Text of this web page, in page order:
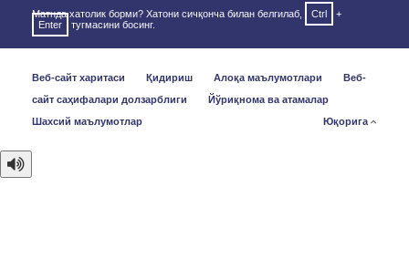
Матнда хатолик борми? Хатони сичқонча билан белгилаб, Ctrl
+
Enter
тугмасини босинг.
Веб-сайт харитаси Қидириш Алоқа маълумотлари
Веб-
сайт саҳифалари долзарблиги
Йўриқнома ва атамалар
Шахсий маълумотлар
Юқорига